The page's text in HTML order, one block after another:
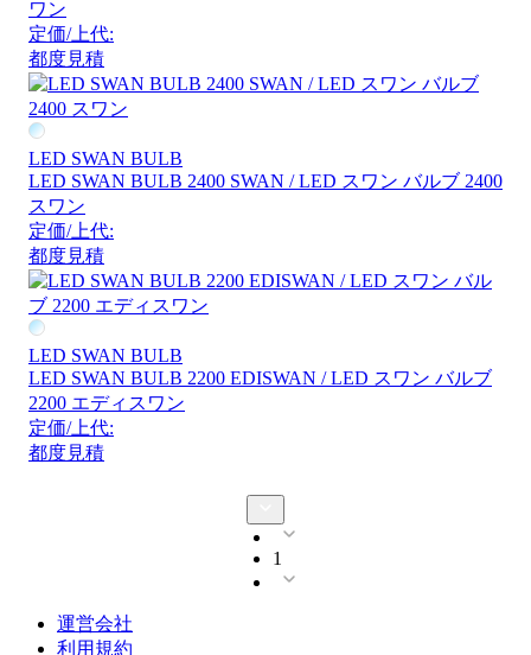
ワン
定価/上代:
都度見積
LED SWAN BULB
LED SWAN BULB 2400 SWAN / LED スワン バルブ 2400
スワン
定価/上代:
都度見積
LED SWAN BULB
LED SWAN BULB 2200 EDISWAN / LED スワン バルブ
2200 エディスワン
定価/上代:
都度見積
1
運営会社
利用規約